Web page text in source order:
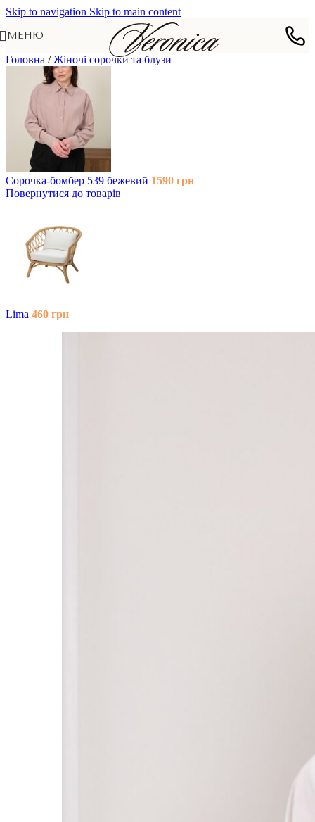
Skip to navigation Skip to main content
МЕНЮ
Головна / Жіночі сорочки та блузи
Сорочка-бомбер 539 бежевий 1590 грн
Повернутися до товарів
Lima 460 грн